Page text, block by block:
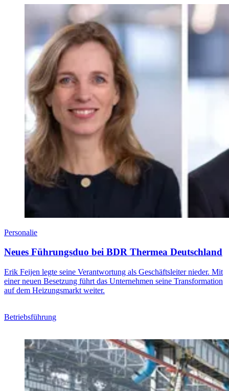
Personalie
Neues Führungsduo bei BDR Thermea Deutschland
Erik Feijen legte seine Verantwortung als Geschäftsleiter nieder. Mit
einer neuen Besetzung führt das Unternehmen seine Transformation
auf dem Heizungsmarkt weiter.
Betriebsführung